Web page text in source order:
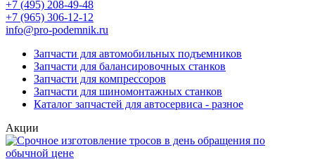
+7 (495) 208-49-48
+7 (965) 306-12-12
info@pro-podemnik.ru
Запчасти для автомобильных подъемников
Запчасти для балансировочных станков
Запчасти для компрессоров
Запчасти для шиномонтажных станков
Каталог запчастей для автосервиса - разное
Акции